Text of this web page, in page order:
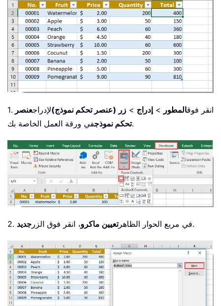
1. انقر فوقالمطور > إدراج > زر (عنصر تحكم نموذج)لإدراجعنصر
تحكم نموذجفي ورقة العمل الخاصة بك.
2. في مربع الحوار الظاهرتعيين ماكرو، انقر فوق الزر جديد .